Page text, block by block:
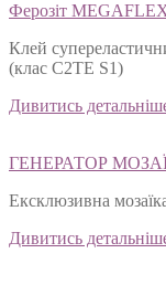
Ферозіт
Клей
(клас С2ТЕ S1)
Дивитись
ГЕНЕРАТОР
Ексклюзивна
Дивитись